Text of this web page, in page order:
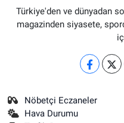
Türkiye'den ve dünyadan
magazinden siyasete,
Nöbetçi Eczaneler
Hava Durumu